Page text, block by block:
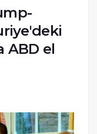
ABD el